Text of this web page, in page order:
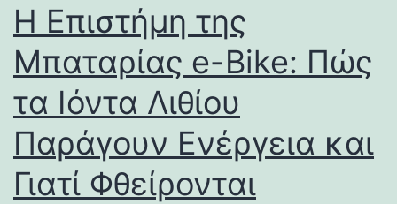
Η Επιστήμη της
Μπαταρίας e-Bike: Πώς
τα Ιόντα Λιθίου
Παράγουν Ενέργεια και
Γιατί Φθείρονται